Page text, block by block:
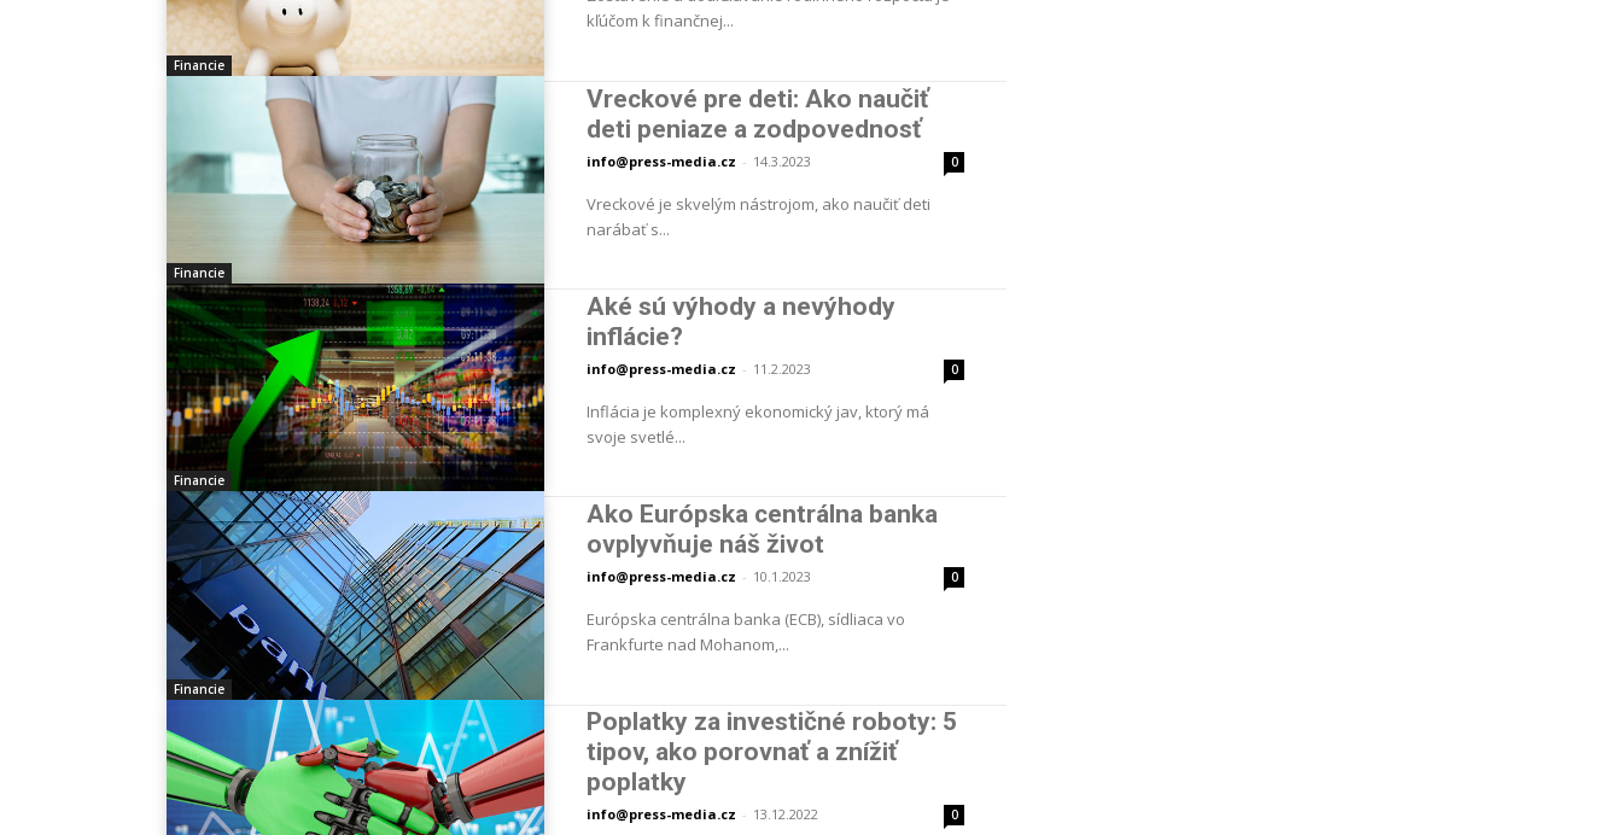
Financie
kľúčom k finančnej...
Financie
Vreckové pre deti: Ako naučiť
deti peniaze a zodpovednosť
info@press-media.cz - 14.3.2023 0
Vreckové je skvelým nástrojom, ako naučiť deti
narábať s...
Financie
Aké sú výhody a nevýhody
inflácie?
info@press-media.cz - 11.2.2023 0
Inflácia je komplexný ekonomický jav, ktorý má
svoje svetlé...
Financie
Ako Európska centrálna banka
ovplyvňuje náš život
info@press-media.cz - 10.1.2023 0
Európska centrálna banka (ECB), sídliaca vo
Frankfurte nad Mohanom,...
Poplatky za investičné roboty: 5
tipov, ako porovnať a znížiť
poplatky
info@press-media.cz - 13.12.2022 0